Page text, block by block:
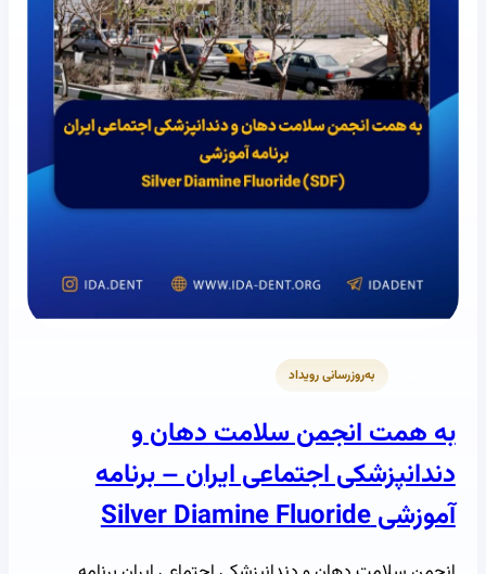
به‌روزرسانی رویداد
به همت انجمن سلامت دهان و
دندانپزشکی اجتماعی ایران – برنامه
آموزشی Silver Diamine Fluoride